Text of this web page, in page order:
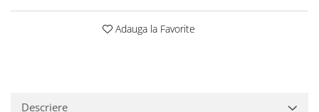
Adauga la Favorite
Descriere